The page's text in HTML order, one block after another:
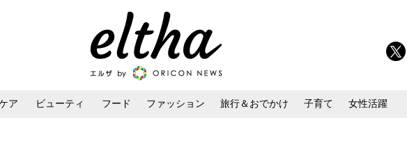
ア ビューティ フード ファッション 旅行＆おでかけ 子育て 女性活躍